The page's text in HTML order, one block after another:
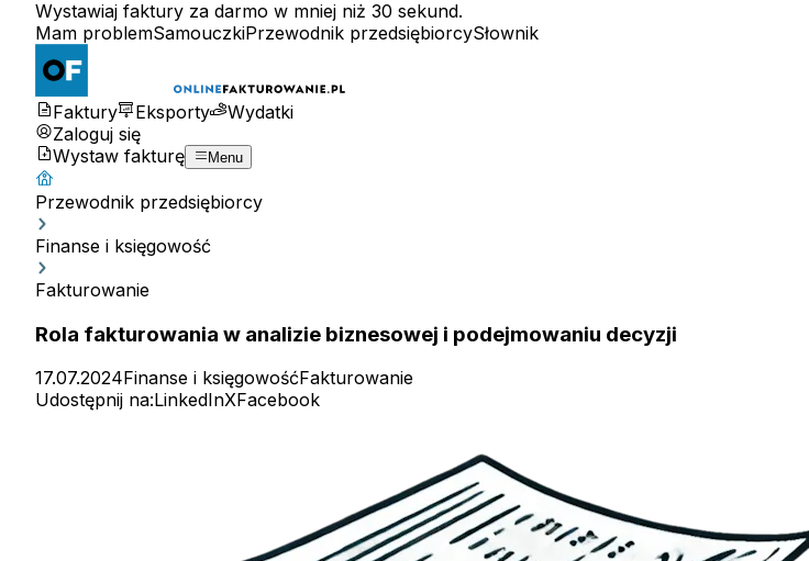
Wystawiaj faktury za darmo w mniej niż 30 sekund.
Mam problemSamouczkiPrzewodnik przedsiębiorcySłownik
Faktury Eksporty
Wydatki
Zaloguj się
Wystaw fakturę
Menu
Przewodnik przedsiębiorcy
Finanse i księgowość
Fakturowanie
Rola fakturowania w analizie biznesowej i podejmowaniu decyzji
17.07.2024Finanse i księgowośćFakturowanie
Udostępnij na:LinkedInXFacebook